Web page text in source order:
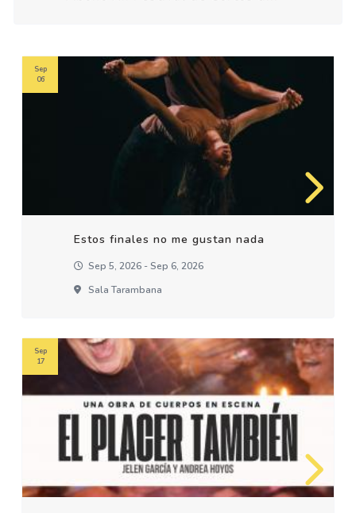
Estos finales no me gustan nada
Sep 5, 2026 - Sep 6, 2026
Sala Tarambana
Sep
06
Sep
17